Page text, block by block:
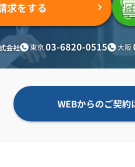
求をする
会社 東京03-6820-0515 大阪
WEBからのご契約